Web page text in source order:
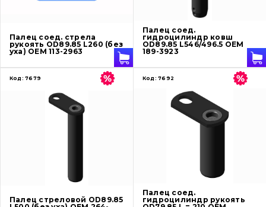
Палец соед. стрела
рукоять OD89.85 L260 (без
уха) OEM 113-2963
Палец соед.
гидроцилиндр ковш
OD89.85 L546/496.5 OEM
189-3923
Код: 7679
Палец стреловой OD89.85
Код: 7692
Палец соед.
гидроцилиндр рукоять